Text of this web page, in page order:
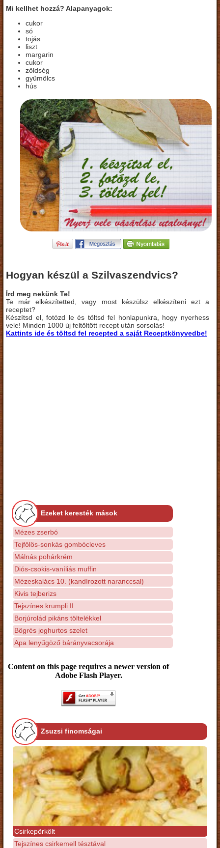
Mi kellhet hozzá? Alapanyagok:
cukor
só
tojás
liszt
margarin
cukor
zöldség
gyümölcs
hús
Hogyan készül a Szilvaszendvics?
Írd meg nekünk Te!
Te már elkészítetted, vagy most készülsz elkészíteni ezt a
receptet?
Készítsd el, fotózd le és töltsd fel honlapunkra, hogy nyerhess
vele! Minden 1000 új feltöltött recept után sorsolás!
Kattints ide és töltsd fel recepted a saját Receptkönyvedbe!
Ezeket keresték mások
Mézes zserbó
Tejfölös-sonkás gombócleves
Málnás pohárkrém
Diós-csokis-vaníliás muffin
Mézeskalács 10. (kandírozott naranccsal)
Kivis tejberizs
Tejszínes krumpli II.
Borjúrolád pikáns töltelékkel
Bögrés joghurtos szelet
Apa lenyűgöző bárányvacsorája
Content on this page requires a newer version of
Adobe Flash Player.
Zsuzsi finomságai
Csirkepörkölt
Tejszínes csirkemell tésztával